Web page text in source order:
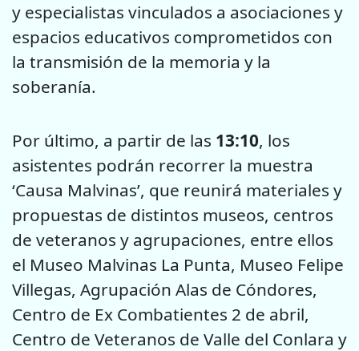
y especialistas vinculados a asociaciones y
espacios educativos comprometidos con
la transmisión de la memoria y la
soberanía.
Por último, a partir de las 13:10, los
asistentes podrán recorrer la muestra
‘Causa Malvinas’, que reunirá materiales y
propuestas de distintos museos, centros
de veteranos y agrupaciones, entre ellos
el Museo Malvinas La Punta, Museo Felipe
Villegas, Agrupación Alas de Cóndores,
Centro de Ex Combatientes 2 de abril,
Centro de Veteranos de Valle del Conlara y